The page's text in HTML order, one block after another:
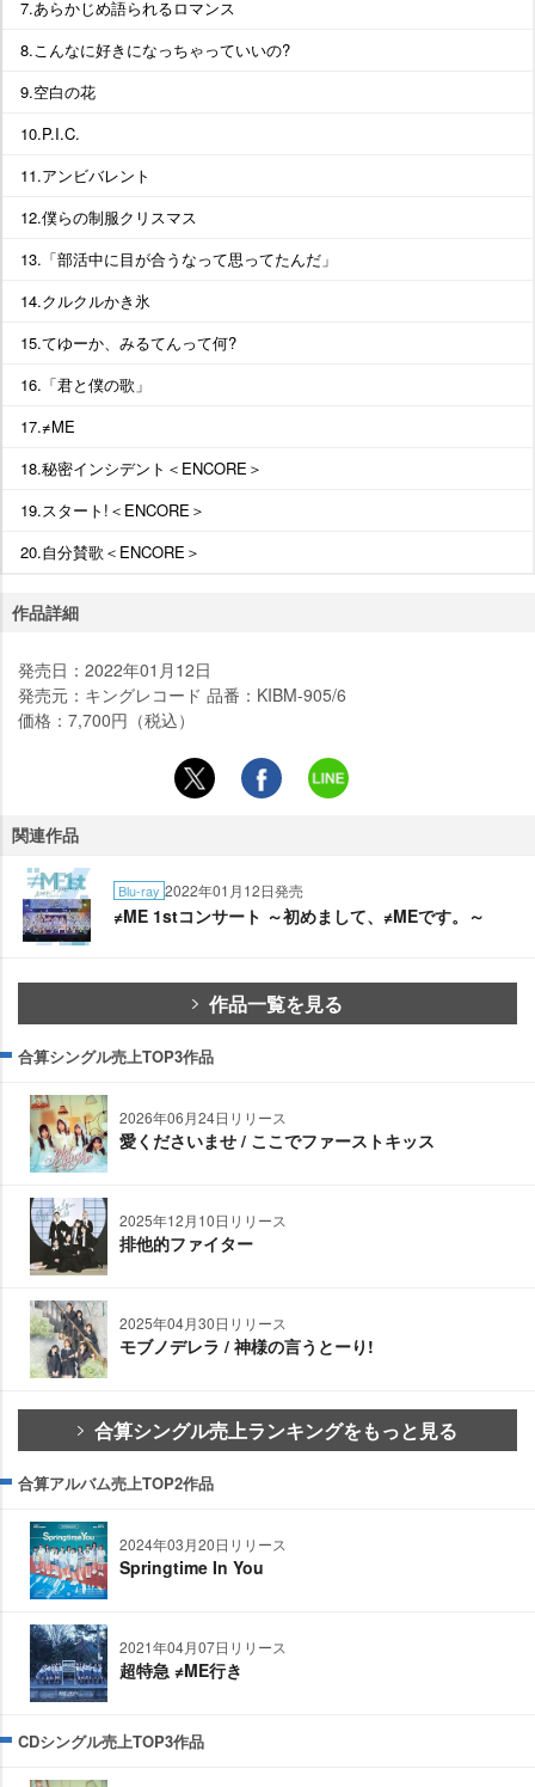
7.あらかじめ語られるロマンス
8.こんなに好きになっちゃっていいの?
9.空白の花
10.P.I.C.
11.アンビバレント
12.僕らの制服クリスマス
13.「部活中に目が合うなって思ってたんだ」
14.クルクルかき氷
15.てゆーか、みるてんって何?
16.「君と僕の歌」
17.≠ME
18.秘密インシデント＜ENCORE＞
19.スタート!＜ENCORE＞
20.自分賛歌＜ENCORE＞
作品詳細
発売日：2022年01月12日
発売元：キングレコード 品番：KIBM-905/6
価格：7,700円（税込）
関連作品
Blu-ray 2022年01月12日発売
≠ME 1stコンサート ～初めまして、≠MEです。～
作品一覧を見る
合算シングル売上TOP3作品
2026年06月24日リリース
愛くださいませ / ここでファーストキッス
2025年12月10日リリース
排他的ファイター
2025年04月30日リリース
モブノデレラ / 神様の言うとーり!
合算シングル売上ランキングをもっと見る
合算アルバム売上TOP2作品
2024年03月20日リリース
Springtime In You
2021年04月07日リリース
超特急 ≠ME行き
CDシングル売上TOP3作品